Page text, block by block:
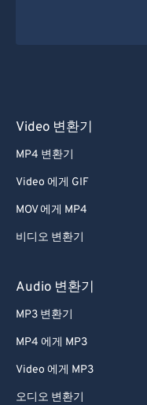
Video 변환기
MP4 변환기
Video 에게 GIF
MOV 에게 MP4
비디오 변환기
Audio 변환기
MP3 변환기
MP4 에게 MP3
Video 에게 MP3
오디오 변환기